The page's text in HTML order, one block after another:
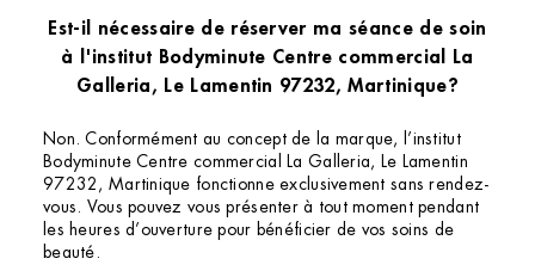
Est-il nécessaire de réserver ma séance de soin
à l'institut Bodyminute Centre commercial La
Galleria, Le Lamentin 97232, Martinique?
Non. Conformément au concept de la marque, l’institut
Bodyminute Centre commercial La Galleria, Le Lamentin
97232, Martinique fonctionne exclusivement sans rendez-
vous. Vous pouvez vous présenter à tout moment pendant
les heures d’ouverture pour bénéficier de vos soins de
beauté.